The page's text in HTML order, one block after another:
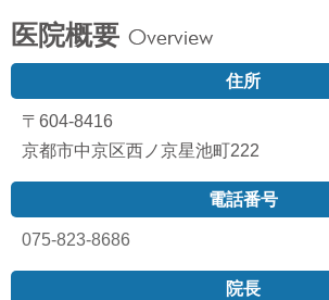
医院概要
住所
〒604-8416
京都市中京区西ノ京星池町222
電話番号
075-823-8686
院長